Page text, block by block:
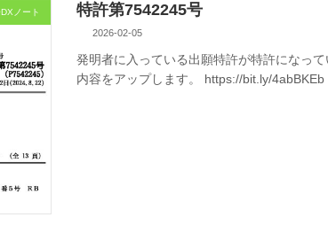
ノート 特許第7542245号
2026-02-05
発明者に入っている出願特許が特許になっ
内容をアップします。 https://bit.ly/